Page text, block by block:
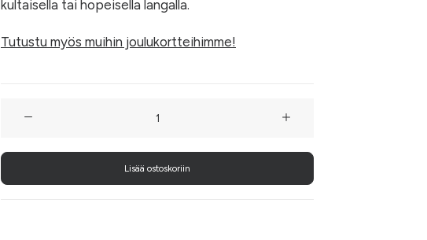
kultaisella tai hopeisella langalla.
Tutustu myös muihin joulukortteihimme!
määrä
Lisää ostoskoriin